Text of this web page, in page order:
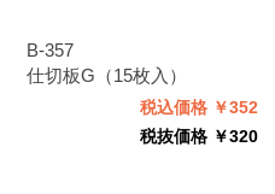
B-357
仕切板G（15枚入）
税込価格 ￥352
税抜価格 ￥320